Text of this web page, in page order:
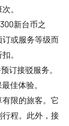
。
新台币之
或服务等级而
。
订接驳服务。
佳体验。
限的旅客。它
程。此外，接